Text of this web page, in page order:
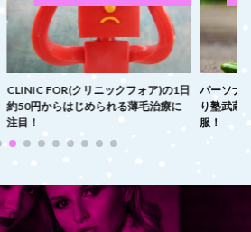
クリニックフォア)の1日
らはじめられる薄毛治療に
パーソナルトレー
り塾武蔵小杉店」